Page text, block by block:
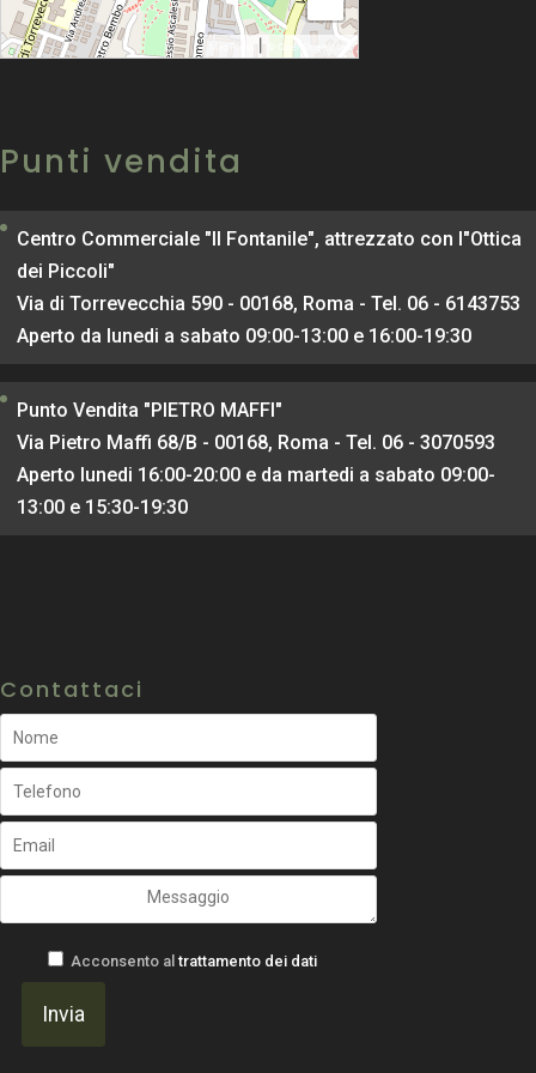
© OpenStreetMap
Punti vendita
Centro Commerciale "Il Fontanile", attrezzato con l"Ottica
dei Piccoli"
Via di Torrevecchia 590 - 00168, Roma - Tel. 06 - 6143753
Aperto da lunedi a sabato 09:00-13:00 e 16:00-19:30
Punto Vendita "PIETRO MAFFI"
Via Pietro Maffi 68/B - 00168, Roma - Tel. 06 - 3070593
Aperto lunedi 16:00-20:00 e da martedi a sabato 09:00-
13:00 e 15:30-19:30
Contattaci
Acconsento al trattamento dei dati